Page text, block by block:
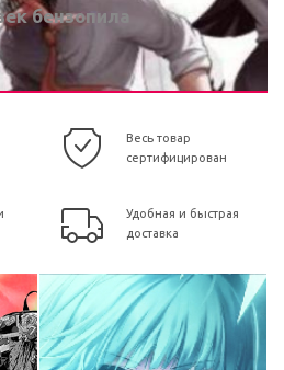
бензопила
Весь товар
сертифицирован
Удобная и быстрая
доставка